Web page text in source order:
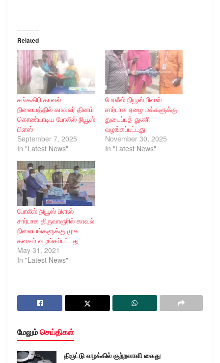
Related
சங்ககிரி காவல்
நிலையத்தில் காவலர் தினம்
கொண்டாடிய போலீஸ் நியூஸ்
பிளஸ்
September 7, 2025
In "Latest News"
போலீஸ் நியூஸ் பிளஸ்
சார்பாக ஏழை மக்களுக்கு
துடைப்புத் துணி
வழங்கப்பட்டது
November 30, 2025
In "Latest News"
போலீஸ் நியூஸ் பிளஸ்
சார்பாக திருவாரூரில் காவல்
நிலையங்களுக்கு முக
கவசம் வழங்கப்பட்டது
May 31, 2021
In "Latest News"
மேலும்செய்திகள்
திருட்டு வழக்கில் குற்றவாளி கைது